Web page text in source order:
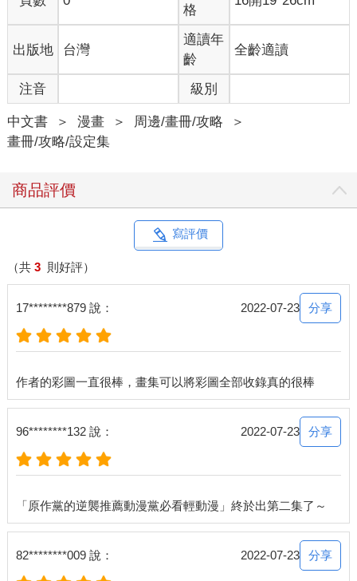
格
出版地 台灣
適讀年
齡
全齡適讀
注音 級別
中文書 ＞ 漫畫 ＞ 周邊/畫冊/攻略
＞
畫冊/攻略/設定集
商品評價
寫評價
（共 3 則好評）
17********879 說： 2022-07-23 分享
96********132 說： 2022-07-23 分享
82********009 說： 2022-07-23 分享